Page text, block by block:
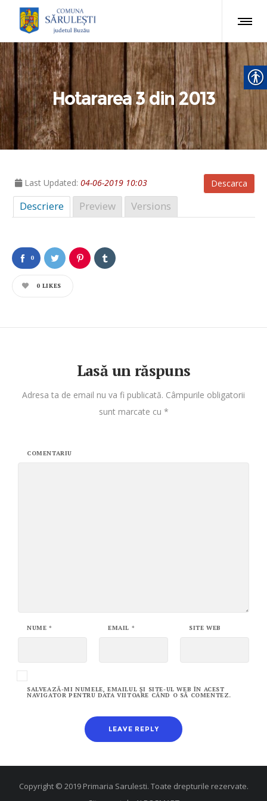
Hotararea 3 din 2013
Descarca
Last Updated: 04-06-2019 10:03
Descriere Preview Versions
0
0 LIKES
Lasă un răspuns
Adresa ta de email nu va fi publicată. Câmpurile obligatorii
sunt marcate cu *
COMENTARIU
NUME * EMAIL * SITE WEB
SALVEAZĂ-MI NUMELE, EMAILUL ȘI SITE-UL WEB ÎN ACEST
NAVIGATOR PENTRU DATA VIITOARE CÂND O SĂ COMENTEZ.
Copyright © 2019 Primaria Sarulesti. Toate drepturile rezervate.